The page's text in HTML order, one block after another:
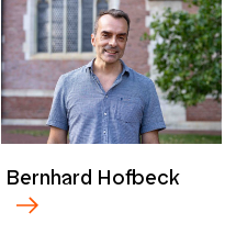
Bernhard Hofbeck